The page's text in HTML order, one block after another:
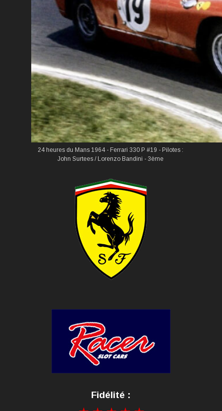
24 heures du Mans 1964 - Ferrari 330 P #19 - Pilotes :
John Surtees / Lorenzo Bandini - 3ème
Fidélité :